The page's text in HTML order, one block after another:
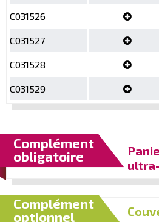
C031526
C031527
C031528
C031529
Complément
obligatoire
Complément
optionnel